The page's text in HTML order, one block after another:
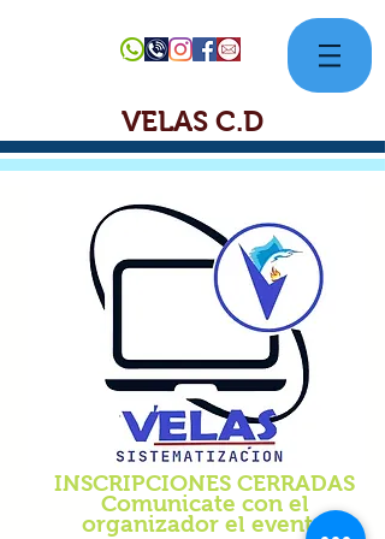
VELAS C.D
INSCRIPCIONES CERRADAS
Comunicate con el
organizador el evento